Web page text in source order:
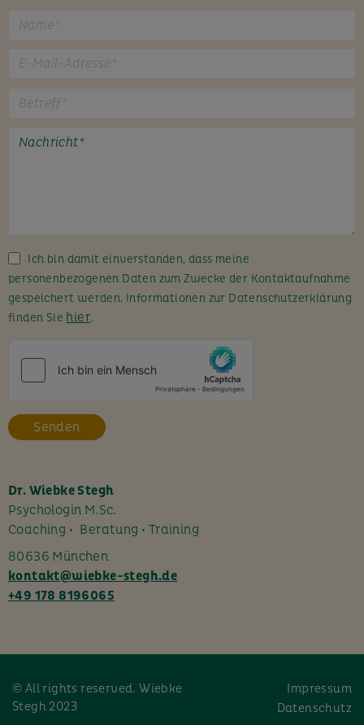
e
d
i
e
e
l
e
e
r
.
Ich bin damit einverstanden, dass meine
personenbezogenen Daten zum Zwecke der Kontaktaufnahme
gespeichert werden. Informationen zur Datenschutzerklärung
finden Sie hier.
Dr. Wiebke Stegh
Psychologin M.Sc.
Coaching • Beratung • Training
80636 München
kontakt@wiebke-stegh.de
+49 178 8196065
Impressum
Datenschutz
© All rights reserved. Wiebke
Stegh 2023